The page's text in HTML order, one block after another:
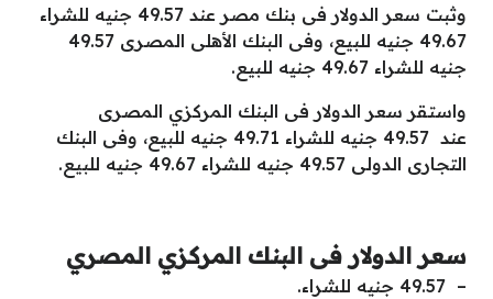
وثبت سعر الدولار فى بنك مصر عند 49.57 جنيه للشراء
49.67 جنيه للبيع، وفى البنك الأهلى المصرى 49.57
جنيه للشراء 49.67 جنيه للبيع.
واستقر سعر الدولار فى البنك المركزي المصرى
عند 49.57 جنيه للشراء 49.71 جنيه للبيع، وفى البنك
التجارى الدولى 49.57 جنيه للشراء 49.67 جنيه للبيع.
سعر الدولار فى البنك المركزي المصري
– 49.57 جنيه للشراء.